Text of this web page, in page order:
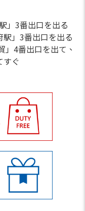
」3番出口を出る
」3番出口を出る
4番出口を出て、
すぐ